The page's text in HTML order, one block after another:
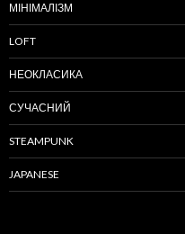
МІНІМАЛІЗМ
LOFT
НЕОКЛАСИКА
СУЧАСНИЙ
STEAMPUNK
JAPANESE